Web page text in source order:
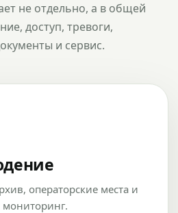
не отдельно, а в общей
доступ, тревоги,
и сервис.
операторские места и